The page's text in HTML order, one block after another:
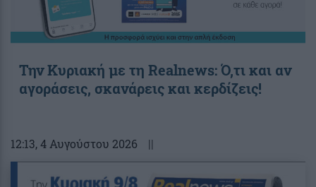
Την Κυριακή με τη Realnews: Ό,τι και αν
αγοράσεις, σκανάρεις και κερδίζεις!
12:13, 4 Αυγούστου 2026 ||